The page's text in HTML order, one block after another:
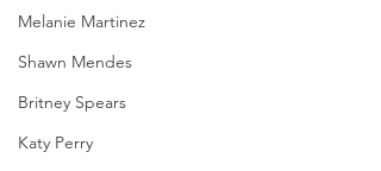
Melanie Martinez
Shawn Mendes
Britney Spears
Katy Perry